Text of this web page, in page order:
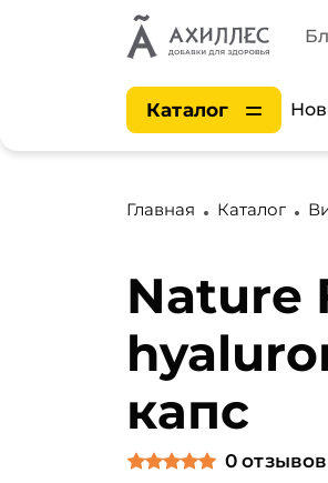
Каталог
Главная Каталог
Nature
капс
0 отзывов